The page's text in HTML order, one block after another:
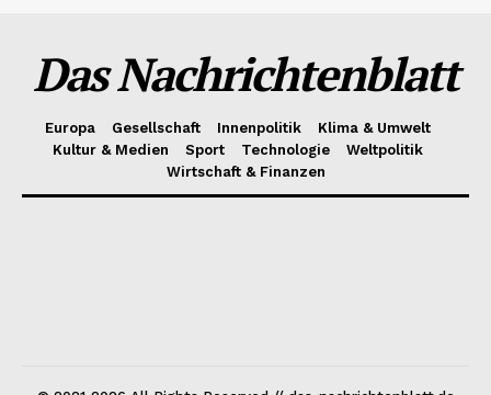
Das Nachrichtenblatt
Europa Gesellschaft Innenpolitik
Klima & Umwelt
Kultur & Medien
Sport Technologie
Weltpolitik
Wirtschaft & Finanzen